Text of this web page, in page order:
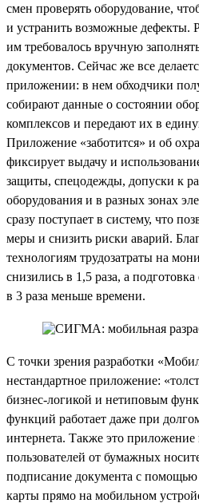
смен проверять оборудование,
и устранить возможные дефекты.
им требовалось вручную
документов. Сейчас же все
приложении: в нем обходчики
собирают данные о состоянии
комплексов и передают их в
Приложение «заботится» и об
фиксирует выдачу и
защиты, спецодежды, допуски к
оборудования и в разных зонах
сразу поступает в систему, что
меры и снизить риски аварий.
технологиям трудозатраты на
снизились в 1,5 раза, а
в 3 раза меньше времени.
С точки зрения разработки
нестандартное приложение:
бизнес-логикой и нетиповым
функций работает даже при
интернета. Также это
пользователей от бумажных
подписание документа с
карты прямо на мобильном